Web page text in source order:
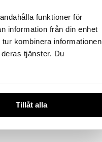
funktioner för
information från din enhet
kombinera informationen
tjänster. Du
Tillåt alla